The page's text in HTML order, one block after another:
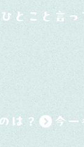
とこと言
は？